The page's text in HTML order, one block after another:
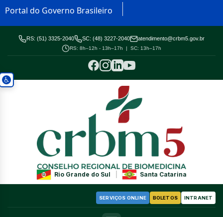
Portal do Governo Brasileiro
RS: (51) 3325-2040 SC: (48) 3227-2040 atendimento@crbm5.gov.br
RS: 8h–12h - 13h–17h | SC: 13h–17h
Rio Grande do Sul Santa Catarina
SERVIÇOS ONLINE BOLETOS INTRANET